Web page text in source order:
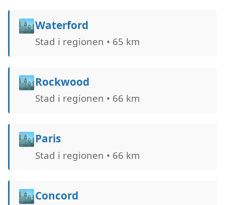
🏙️Waterford
Stad i regionen • 65 km
🏙️Rockwood
Stad i regionen • 66 km
🏙️Paris
Stad i regionen • 66 km
🏙️Concord